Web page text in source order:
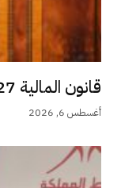
قانون المالية 2027: أخنوش يبقي على دعم...
أغسطس 6, 2026